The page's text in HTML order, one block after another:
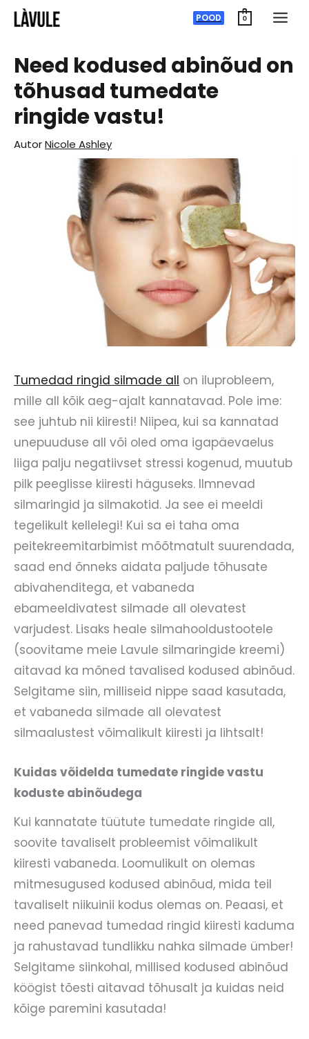
Skip
POOD 0
Need kodused abinõud on
tõhusad tumedate
ringide vastu!
AutorNicole Ashley
Tumedad ringid silmade all on iluprobleem,
mille all kõik aeg-ajalt kannatavad. Pole ime:
see juhtub nii kiiresti! Niipea, kui sa kannatad
unepuuduse all või oled oma igapäevaelus
liiga palju negatiivset stressi kogenud, muutub
pilk peeglisse kiiresti häguseks. Ilmnevad
silmaringid ja silmakotid. Ja see ei meeldi
tegelikult kellelegi! Kui sa ei taha oma
peitekreemitarbimist mõõtmatult suurendada,
saad end õnneks aidata paljude tõhusate
abivahenditega, et vabaneda
ebameeldivatest silmade all olevatest
varjudest. Lisaks heale silmahooldustootele
(soovitame meie Lavule silmaringide kreemi)
aitavad ka mõned tavalised kodused abinõud.
Selgitame siin, milliseid nippe saad kasutada,
et vabaneda silmade all olevatest
silmaalustest võimalikult kiiresti ja lihtsalt!
Kuidas võidelda tumedate ringide vastu
koduste abinõudega
Kui kannatate tüütute tumedate ringide all,
soovite tavaliselt probleemist võimalikult
kiiresti vabaneda. Loomulikult on olemas
mitmesugused kodused abinõud, mida teil
tavaliselt niikuinii kodus olemas on. Peaasi, et
need panevad tumedad ringid kiiresti kaduma
ja rahustavad tundlikku nahka silmade ümber!
Selgitame siinkohal, millised kodused abinõud
köögist tõesti aitavad tõhusalt ja kuidas neid
kõige paremini kasutada!